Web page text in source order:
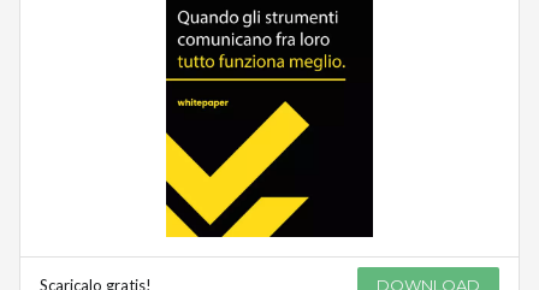
Scaricalo gratis! DOWNLOAD